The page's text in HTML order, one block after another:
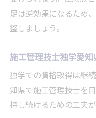
足は逆効果になるため
整しましょう。
施工管理技士独学愛
独学での資格取得は継
知県で施工管理技士を
持し続けるための工夫が